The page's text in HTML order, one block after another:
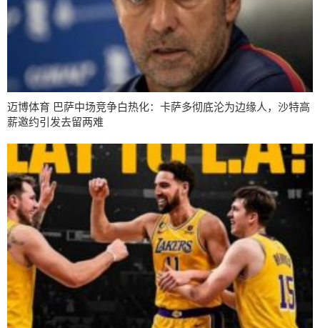
迈博体育 巴萨中场竞争白热化：卡萨多彻底沦为边缘人，沙特高
薪邀约引发去留两难